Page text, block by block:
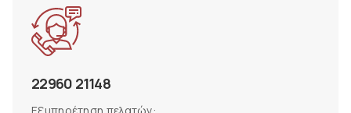
22960 21148